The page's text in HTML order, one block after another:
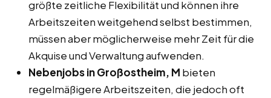
größte zeitliche Flexibilität und können ihre
Arbeitszeiten weitgehend selbst bestimmen,
müssen aber möglicherweise mehr Zeit für die
Akquise und Verwaltung aufwenden.
Nebenjobs in Großostheim, M bieten
regelmäßigere Arbeitszeiten, die jedoch oft